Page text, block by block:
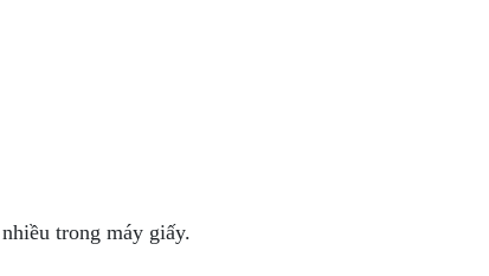
trong máy giấy.